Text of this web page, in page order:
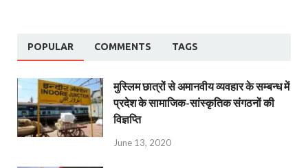
POPULAR COMMENTS TAGS
मुस्लिम छात्रों से अमानवीय व्यवहार के सम्बन्ध में
प्रदेश के सामाजिक-सांस्कृतिक संगठनों की
विज्ञप्ति
June 13, 2020